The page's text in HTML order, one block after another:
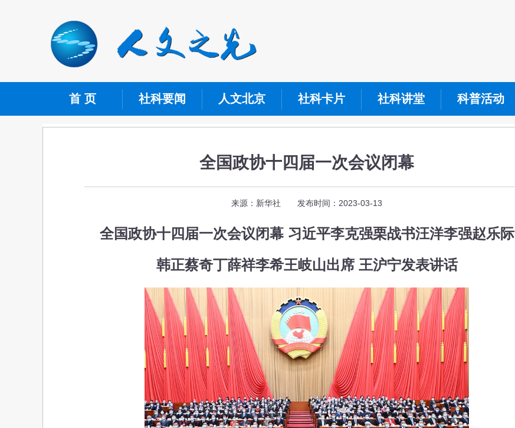
首 页 社科要闻 人文北京 社科卡片 社科讲堂 科普活动
全国政协十四届一次会议闭幕
来源：新华社 发布时间：2023-03-13
全国政协十四届一次会议闭幕 习近平李克强栗战书汪洋李强赵乐际
韩正蔡奇丁薛祥李希王岐山出席 王沪宁发表讲话